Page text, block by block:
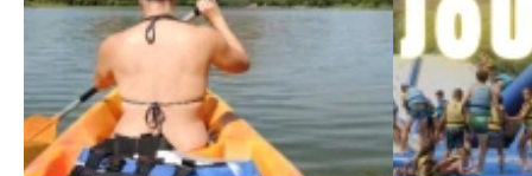
Nautic Loisirs Méditerranée
D 37
Montauroux